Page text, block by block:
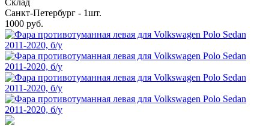
Санкт-Петербург - 1шт.
1000 руб.